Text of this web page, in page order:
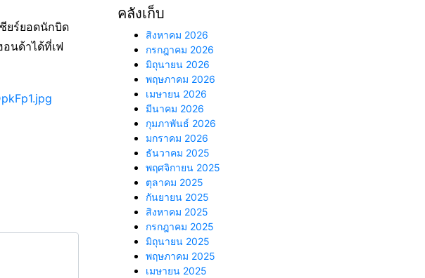
ยร์ยอดนักบิด
นด้าได้ที่เฟ
คลังเก็บ
สิงหาคม 2026
กรกฎาคม 2026
มิถุนายน 2026
พฤษภาคม 2026
เมษายน 2026
มีนาคม 2026
กุมภาพันธ์ 2026
มกราคม 2026
ธันวาคม 2025
พฤศจิกายน 2025
ตุลาคม 2025
กันยายน 2025
สิงหาคม 2025
กรกฎาคม 2025
มิถุนายน 2025
พฤษภาคม 2025
เมษายน 2025